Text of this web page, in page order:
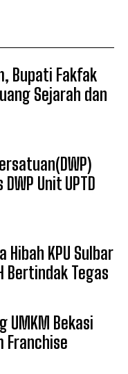
Bupati Fakfak
Sejarah dan
Unit UPTD
Hibah KPU Sulbar
Bertindak Tegas
UMKM Bekasi
Franchise